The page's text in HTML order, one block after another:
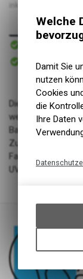
inkl. MwSt., zzgl.
Sofort
Abholung
Diese
weichen
Baumwolle
Zudem ist dieses
Faden extrem
UV-Strahlen
Welche
Damit Sie
nutzen
Cookies
die
Ihre Daten